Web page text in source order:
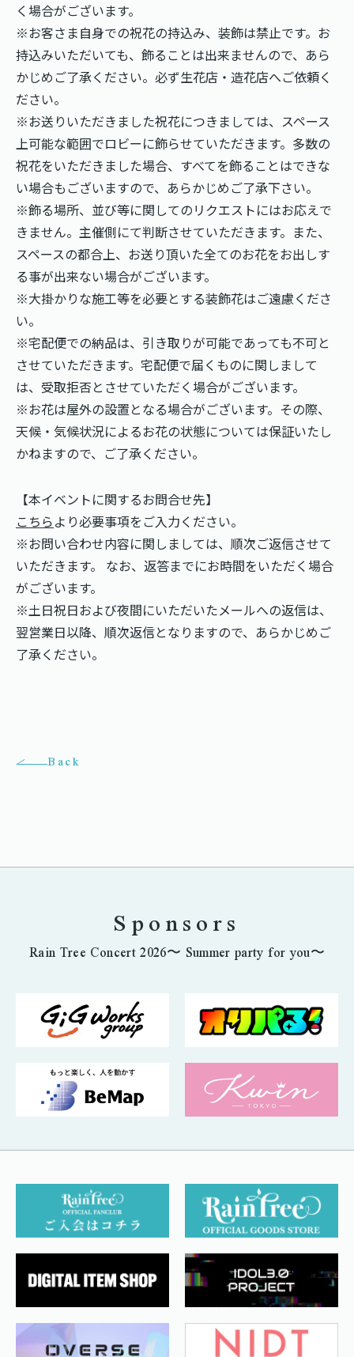
く場合がございます。
※お客さま自身での祝花の持込み、装飾は禁止です。お
持込みいただいても、飾ることは出来ませんので、あら
かじめご了承ください。必ず生花店・造花店へご依頼く
ださい。
※お送りいただきました祝花につきましては、スペース
上可能な範囲でロビーに飾らせていただきます。多数の
祝花をいただきました場合、すべてを飾ることはできな
い場合もございますので、あらかじめご了承下さい。
※飾る場所、並び等に関してのリクエストにはお応えで
きません。主催側にて判断させていただきます。また、
スペースの都合上、お送り頂いた全てのお花をお出しす
る事が出来ない場合がございます。
※大掛かりな施工等を必要とする装飾花はご遠慮くださ
い。
※宅配便での納品は、引き取りが可能であっても不可と
させていただきます。宅配便で届くものに関しまして
は、受取拒否とさせていただく場合がございます。
※お花は屋外の設置となる場合がございます。その際、
天候・気候状況によるお花の状態については保証いたし
かねますので、ご了承ください。
【本イベントに関するお問合せ先】
こちらより必要事項をご入力ください。
※お問い合わせ内容に関しましては、順次ご返信させて
いただきます。 なお、返答までにお時間をいただく場合
がございます。
※土日祝日および夜間にいただいたメールへの返信は、
翌営業日以降、順次返信となりますので、あらかじめご
了承ください。
Back
Sponsors
Rain Tree Concert 2026〜 Summer party for you〜